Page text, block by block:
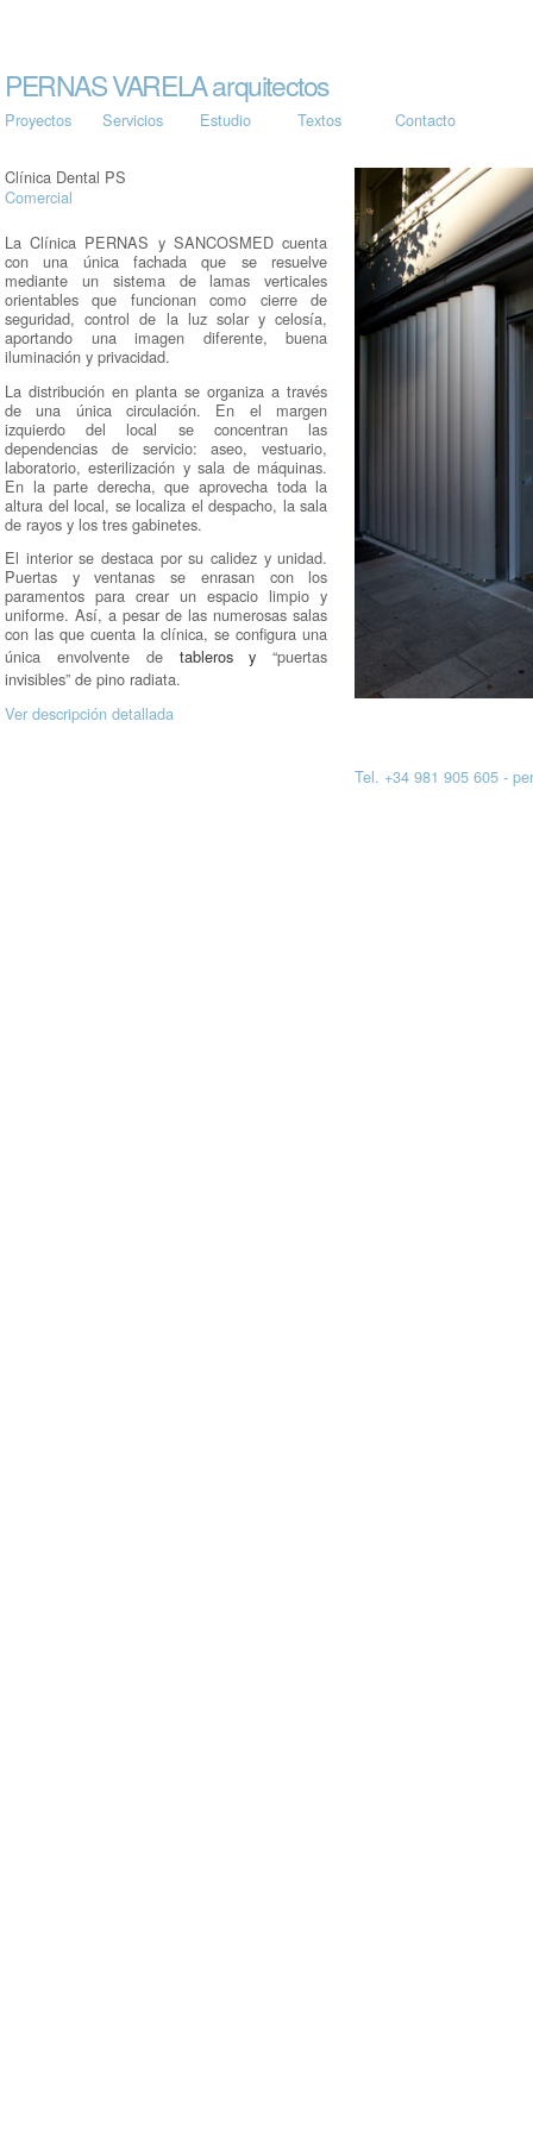
PERNAS VARELA arquitectos
Proyectos Servicios Estudio Textos Contacto
Clínica Dental PS
Comercial
La Clínica PERNAS y SANCOSMED cuenta
con una única fachada que se resuelve
mediante un sistema de lamas verticales
orientables que funcionan como cierre de
seguridad, control de la luz solar y celosía,
aportando una imagen diferente, buena
iluminación y privacidad.
La distribución en planta se organiza a través
de una única circulación. En el margen
izquierdo del local se concentran las
dependencias de servicio: aseo, vestuario,
laboratorio, esterilización y sala de máquinas.
En la parte derecha, que aprovecha toda la
altura del local, se localiza el despacho, la sala
de rayos y los tres gabinetes.
El interior se destaca por su calidez y unidad.
Puertas y ventanas se enrasan con los
paramentos para crear un espacio limpio y
uniforme. Así, a pesar de las numerosas salas
con las que cuenta la clínica, se configura una
única envolvente de tablerosy“puertas
invisibles” de pino radiata.
Ver descripción detallada
Tel. +34 981 905 605 -